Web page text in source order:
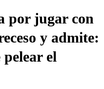
por jugar con
y admite:
pelear el